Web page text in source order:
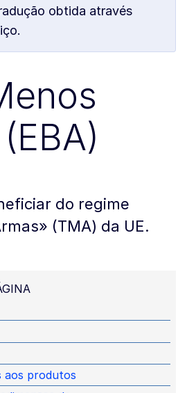
obtida através
do regime
(TMA) da UE.
aos produtos